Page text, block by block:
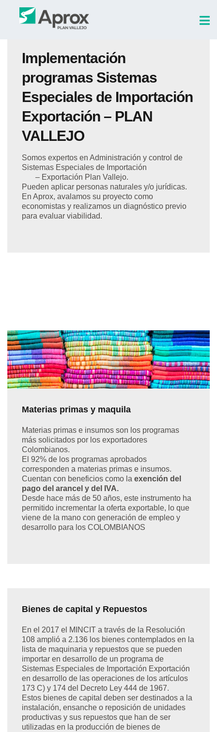
Implementación
programas Sistemas
Especiales de Importación
Exportación – PLAN
VALLEJO
Somos expertos en Administración y control de
Sistemas Especiales de Importación
– Exportación Plan Vallejo.
Pueden aplicar personas naturales y/o jurídicas.
En Aprox, avalamos su proyecto como
economistas y realizamos un diagnóstico previo
para evaluar viabilidad.
Materias primas y maquila
Materias primas e insumos son los programas
más solicitados por los exportadores
Colombianos.
El 92% de los programas aprobados
corresponden a materias primas e insumos.
Cuentan con beneficios como la exención del
pago del arancel y del IVA.
Desde hace más de 50 años, este instrumento ha
permitido incrementar la oferta exportable, lo que
viene de la mano con generación de empleo y
desarrollo para los COLOMBIANOS
Bienes de capital y Repuestos
En el 2017 el MINCIT a través de la Resolución
108 amplió a 2.136 los bienes contemplados en la
lista de maquinaria y repuestos que se pueden
importar en desarrollo de un programa de
Sistemas Especiales de Importación Exportación
en desarrollo de las operaciones de los artículos
173 C) y 174 del Decreto Ley 444 de 1967.
Estos bienes de capital deben ser destinados a la
instalación, ensanche o reposición de unidades
productivas y sus repuestos que han de ser
utilizadas en la producción de bienes de